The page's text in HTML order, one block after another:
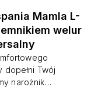
Mamla L-
welur
Twój
narożnik